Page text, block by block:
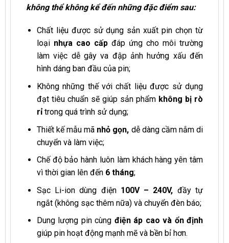
không thể không kể đến những đặc điểm sau:
Chất liệu được sử dụng sản xuất pin chọn từ
loại nhựa cao cấpđáp ứng cho môi trường
làm việc dễ gây va đập ảnh hưởng xấu đến
hình dáng ban đầu của pin;
Không những thế với chất liệu được sử dụng
đạt tiêu chuẩn sẽ giúp sản phẩm không bị rò
rỉtrong quá trình sử dụng;
Thiết kế mẫu mã nhỏ gọn, dễ dàng cầm nắm di
chuyển và làm việc;
Chế độ bảo hành luôn làm khách hàng yên tâm
vì thời gian lên đến 6 tháng;
Sạc Li-ion dùng điện 100V – 240V, đầy tự
ngắt (không sạc thêm nữa) và chuyển đèn báo;
Dung lượng pin cùng điện áp cao và ổn định
giúp pin hoạt động mạnh mẽ và bền bỉ hơn.